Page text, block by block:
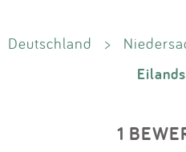
Deutschland >
1